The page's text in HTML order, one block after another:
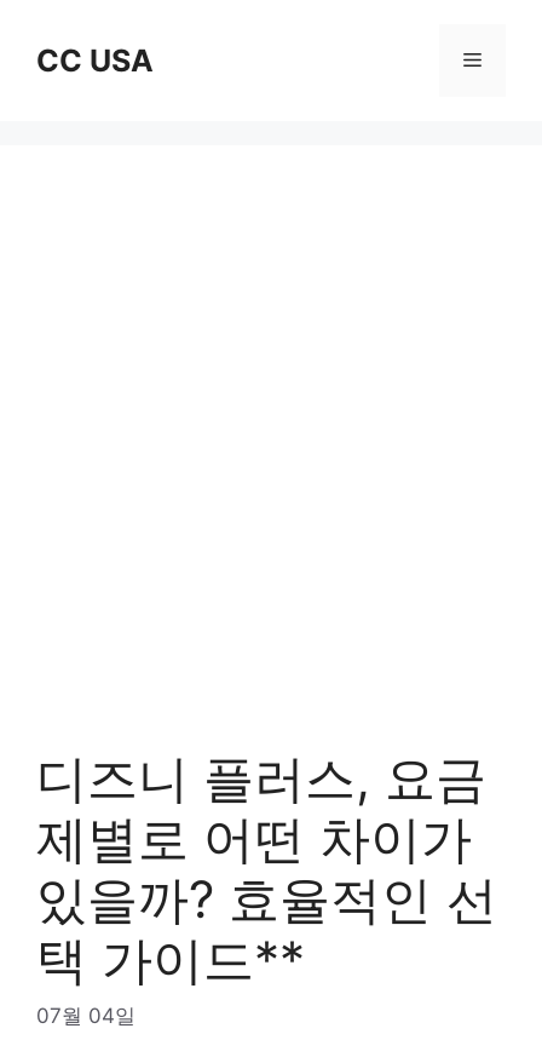
contentCC USA Menu
디즈니 플러스, 요금
제별로 어떤 차이가
있을까? 효율적인 선
택 가이드**
07월 04일